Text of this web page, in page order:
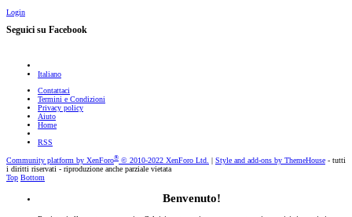
Login
Seguici su Facebook
Italiano
Contattaci
Termini e Condizioni
Privacy policy
Aiuto
Home
RSS
Community platform by XenForo® © 2010-2022 XenForo Ltd. Style and add-ons by ThemeHouse - tutti
i diritti riservati - riproduzione anche parziale vietata
Top Bottom
Benvenuto!